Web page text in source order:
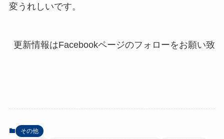
変うれしいです。
その他